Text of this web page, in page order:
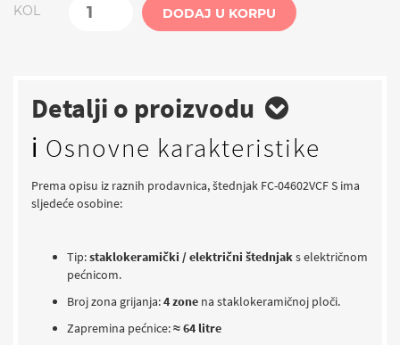
KOL DODAJ U KORPU
Detalji o proizvodu
ℹ️ Osnovne karakteristike
Prema opisu iz raznih prodavnica, štednjak FC-04602VCF S ima
sljedeće osobine:
Tip:staklokeramički / električni štednjaks električnom
pećnicom.
Broj zona grijanja:4 zone na staklokeramičnoj ploči.
Zapremina pećnice:≈ 64 litre